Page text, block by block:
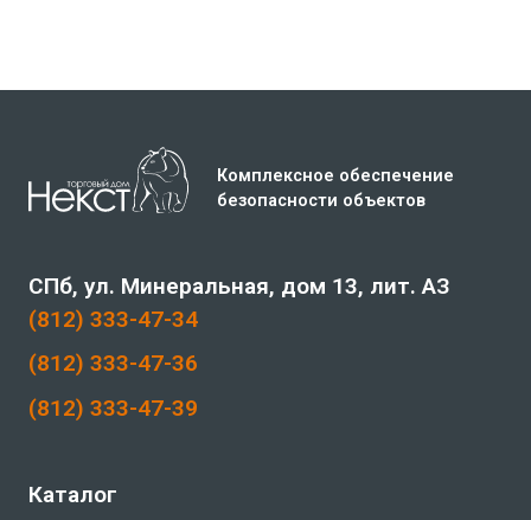
Комплексное обеспечение
безопасности объектов
Каталог
(812) 333-47-34
(812) 333-47-36
(812) 333-47-39
СПб, ул. Минеральная, дом 13, лит. АЗ